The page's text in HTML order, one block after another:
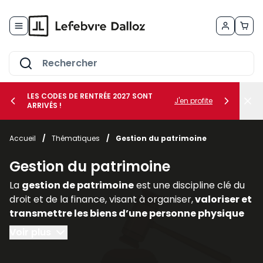
le sous-menu Vos métiers
le sous-menu Vos besoins
LES CODES DE RENTRÉE 2027 SONT
ARRIVÉS !
J'en profite
Accueil / Thématiques / Gestion du patrimoine
Gestion du patrimoine
La gestion de patrimoineest une discipline clé du
droit et de la finance, visant à organiser,valoriser et
transmettre les biens d’une personne physique
ou morale. Elle englobe des
fiscales, financières et immobilières,